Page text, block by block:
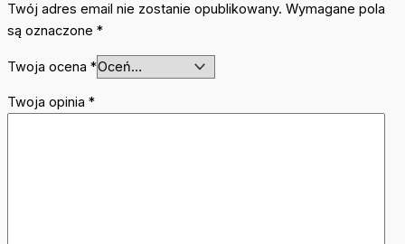
Twój adres email nie zostanie opublikowany. Wymagane pola
są oznaczone *
Twoja ocena *
Twoja opinia *